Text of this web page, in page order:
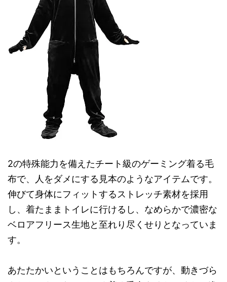
2の特殊能力を備えたチート級のゲーミング着る毛
布で、人をダメにする見本のようなアイテムです。
伸びて身体にフィットするストレッチ素材を採用
し、着たままトイレに行けるし、なめらかで濃密な
ベロアフリース生地と至れり尽くせりとなっていま
す。
あたたかいということはもちろんですが、動きづら